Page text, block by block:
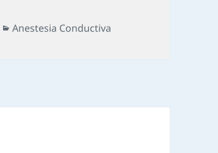
Anestesia Conductiva